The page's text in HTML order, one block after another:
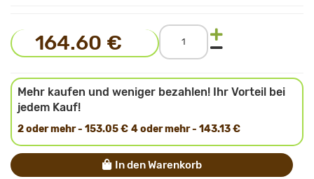
164.60 €
Mehr kaufen und weniger bezahlen! Ihr Vorteil bei
jedem Kauf!
2 oder mehr - 153.05 € 4 oder mehr - 143.13 €
In den Warenkorb